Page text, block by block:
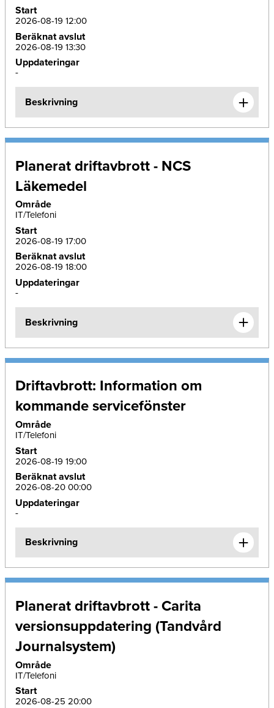
Start
2026-08-19 12:00
Beräknat avslut
2026-08-19 13:30
Uppdateringar
-
Beskrivning
Planerat driftavbrott - NCS
Läkemedel
Område
IT/Telefoni
Start
2026-08-19 17:00
Beräknat avslut
2026-08-19 18:00
Uppdateringar
-
Beskrivning
Driftavbrott: Information om
kommande servicefönster
Område
IT/Telefoni
Start
2026-08-19 19:00
Beräknat avslut
2026-08-20 00:00
Uppdateringar
-
Beskrivning
Planerat driftavbrott - Carita
versionsuppdatering (Tandvård
Journalsystem)
Område
IT/Telefoni
Start
2026-08-25 20:00